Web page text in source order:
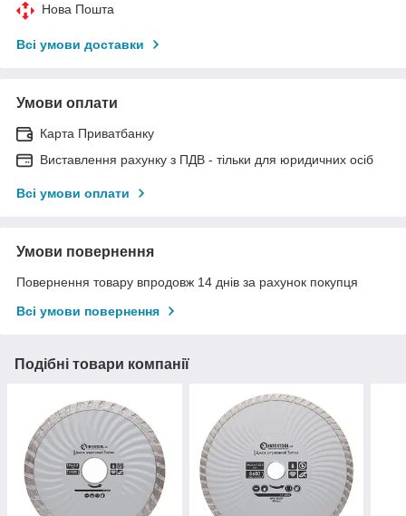
Нова Пошта
Всі умови доставки
Умови оплати
Карта Приватбанку
Виставлення рахунку з ПДВ - тільки для юридичних осіб
Всі умови оплати
Умови повернення
Повернення товару впродовж 14 днів за рахунок покупця
Всі умови повернення
Подібні товари компанії